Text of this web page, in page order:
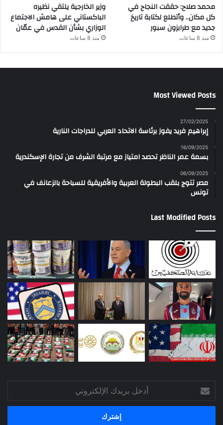
محمد صلاح: حققت النجاح في
كل مكان.. وأتطلع لكتابة تاريخ
جديد مع طرابزون سبور
منذ 8 ساعات
وزير الخارجية يلتقي نظيره
الباكستاني على هامش الاجتماع
الوزاري بشأن القدس في عمّان
منذ 8 ساعات
Most Viewed Posts
27/02/2025
إبراهيم فريد يفوز برئاسة الاتحاد العربي للدراجات النارية
16/09/2025
بسمة عمر الناظر تحصد امتياز مع مرتبة الشرف من تجارة الإسكندرية
06/09/2025
مصر تتوج بلقب البطولة العربية والأفريقية للسباحة بالزعانف في
تونس
Last Modified Posts
بريدك
الإلكتروني